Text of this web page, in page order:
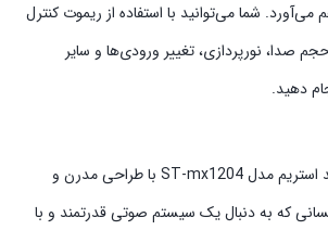
می‌آورد. شما می‌توانید با استفاده از ریموت کنترل
صدا، نورپردازی، تغییر ورودی‌ها و سایر
دهید.
پخش‌کننده خانگی ساند استریم مدل ST-mx1204 با طراحی مدرن و
که به دنبال یک سیستم صوتی قدرتمند و با